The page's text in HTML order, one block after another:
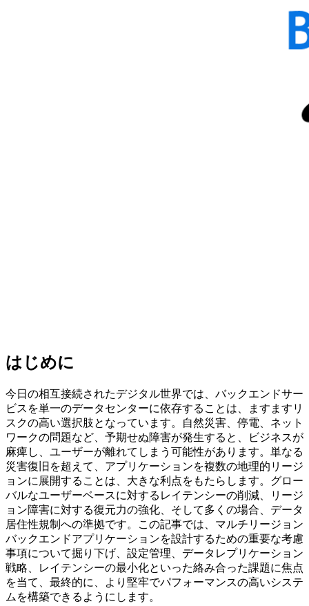
はじめに
今日の相互接続されたデジタル世界では、バックエンドサー
ビスを単一のデータセンターに依存することは、ますますリ
スクの高い選択肢となっています。自然災害、停電、ネット
ワークの問題など、予期せぬ障害が発生すると、ビジネスが
麻痺し、ユーザーが離れてしまう可能性があります。単なる
災害復旧を超えて、アプリケーションを複数の地理的リージ
ョンに展開することは、大きな利点をもたらします。グロー
バルなユーザーベースに対するレイテンシーの削減、リージ
ョン障害に対する復元力の強化、そして多くの場合、データ
居住性規制への準拠です。この記事では、マルチリージョン
バックエンドアプリケーションを設計するための重要な考慮
事項について掘り下げ、設定管理、データレプリケーション
戦略、レイテンシーの最小化といった絡み合った課題に焦点
を当て、最終的に、より堅牢でパフォーマンスの高いシステ
ムを構築できるようにします。